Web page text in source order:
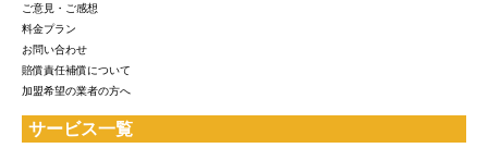
ご意見・ご感想
料金プラン
お問い合わせ
賠償責任補償について
加盟希望の業者の方へ
サービス一覧